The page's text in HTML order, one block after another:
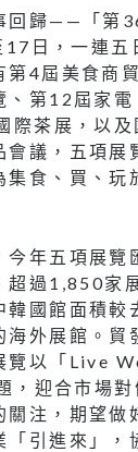
回歸——「第
日，一連五
第4屆美食商
、第12屆家電
際茶展，以
會議，五項展
集食、買、玩
今年五項展覽
超過1,850家
韓國館面積較
海外展館。貿
覽以「Live
，迎合市場對
關注，期望做
「引進來」，